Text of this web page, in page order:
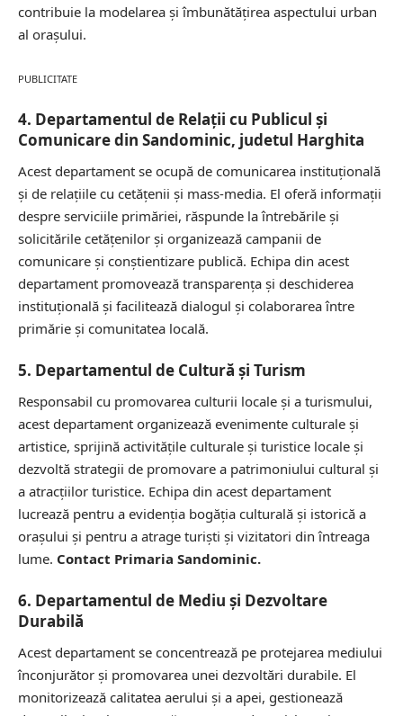
contribuie la modelarea și îmbunătățirea aspectului urban
al orașului.
PUBLICITATE
4. Departamentul de Relații cu Publicul și
Comunicare din Sandominic, judetul Harghita
Acest departament se ocupă de comunicarea instituțională
și de relațiile cu cetățenii și mass-media. El oferă informații
despre serviciile primăriei, răspunde la întrebările și
solicitările cetățenilor și organizează campanii de
comunicare și conștientizare publică. Echipa din acest
departament promovează transparența și deschiderea
instituțională și facilitează dialogul și colaborarea între
primărie și comunitatea locală.
5. Departamentul de Cultură și Turism
Responsabil cu promovarea culturii locale și a turismului,
acest departament organizează evenimente culturale și
artistice, sprijină activitățile culturale și turistice locale și
dezvoltă strategii de promovare a patrimoniului cultural și
a atracțiilor turistice. Echipa din acest departament
lucrează pentru a evidenția bogăția culturală și istorică a
orașului și pentru a atrage turiști și vizitatori din întreaga
lume. Contact Primaria Sandominic.
6. Departamentul de Mediu și Dezvoltare
Durabilă
Acest departament se concentrează pe protejarea mediului
înconjurător și promovarea unei dezvoltări durabile. El
monitorizează calitatea aerului și a apei, gestionează